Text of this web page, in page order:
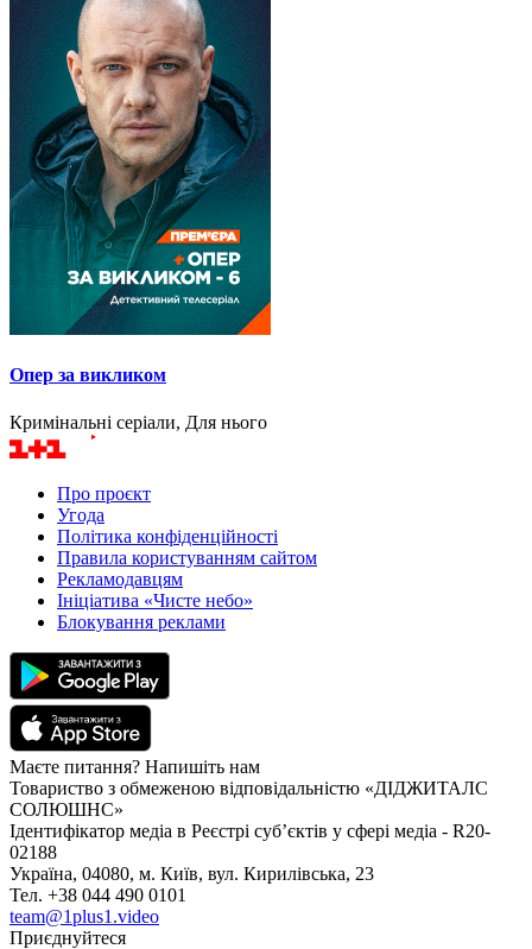
Опер за викликом
Кримінальні серіали, Для нього
Про проєкт
Угода
Політика конфіденційності
Правила користуванням сайтом
Рекламодавцям
Ініціатива «Чисте небо»
Блокування реклами
Маєте питання? Напишіть нам
Товариство з обмеженою відповідальністю «ДІДЖИТАЛС
СОЛЮШНС»
Ідентифікатор медіа в Реєстрі суб’єктів у сфері медіа - R20-
02188
Україна, 04080, м. Київ, вул. Кирилівська, 23
Тел. +38 044 490 0101
team@1plus1.video
Приєднуйтеся